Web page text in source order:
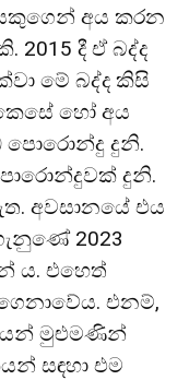
අය කරන
2015 දී ඒ බද්ද
මේ බද්ද කිසි
හෝ අය
පොරොන්දු දුනි.
පොරොන්දුවක් දුනි.
අවසානයේ එය
2023
ය. එහෙත්
එනම්,
මුළුමණින්
සඳහා එම